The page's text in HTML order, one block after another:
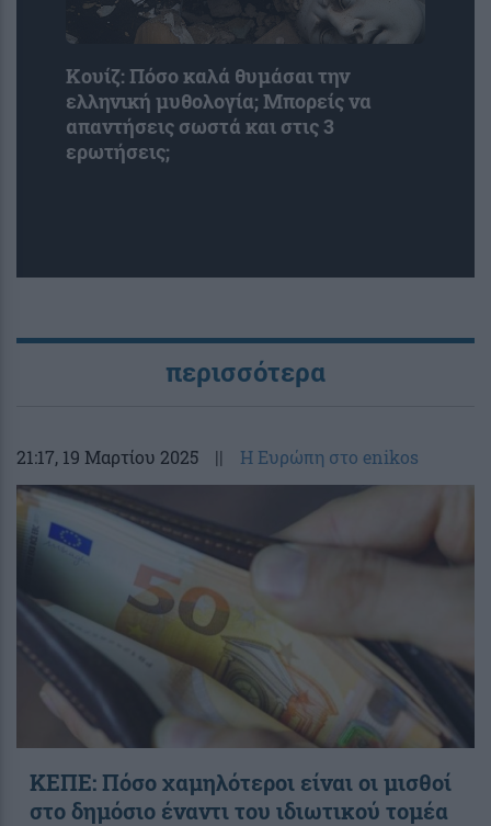
Κουίζ: Πόσο καλά θυμάσαι την
ελληνική μυθολογία; Μπορείς να
απαντήσεις σωστά και στις 3
ερωτήσεις;
περισσότερα
21:17, 19 Μαρτίου 2025 || Η Ευρώπη στο enikos
ΚΕΠΕ: Πόσο χαμηλότεροι είναι οι μισθοί
στο δημόσιο έναντι του ιδιωτικού τομέα